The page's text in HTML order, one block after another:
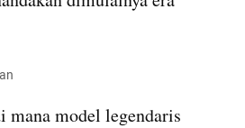
mana model legendaris